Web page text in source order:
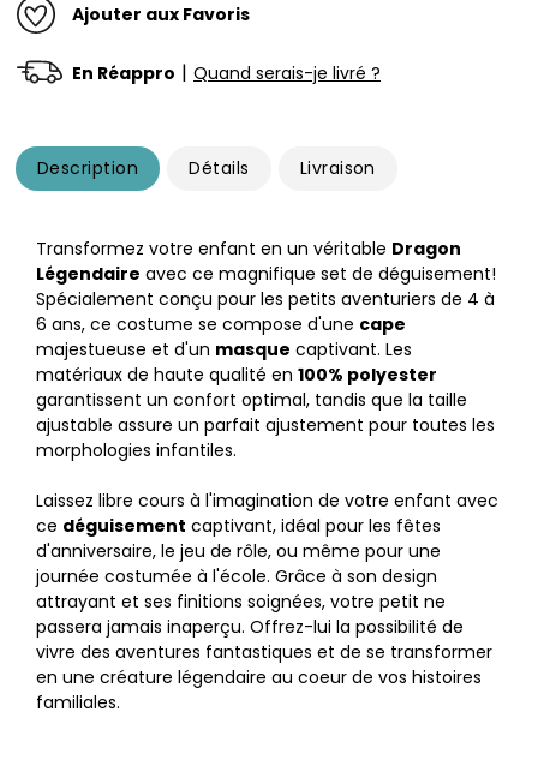
Ajouter aux Favoris
En Réappro | Quand serais-je livré ?
Description Détails Livraison
Transformez votre enfant en un véritable Dragon
Légendaire avec ce magnifique set de déguisement!
Spécialement conçu pour les petits aventuriers de 4 à
6 ans, ce costume se compose d'une cape
majestueuse et d'un masque captivant. Les
matériaux de haute qualité en 100% polyester
garantissent un confort optimal, tandis que la taille
ajustable assure un parfait ajustement pour toutes les
morphologies infantiles.
Laissez libre cours à l'imagination de votre enfant avec
ce déguisement captivant, idéal pour les fêtes
d'anniversaire, le jeu de rôle, ou même pour une
journée costumée à l'école. Grâce à son design
attrayant et ses finitions soignées, votre petit ne
passera jamais inaperçu. Offrez-lui la possibilité de
vivre des aventures fantastiques et de se transformer
en une créature légendaire au coeur de vos histoires
familiales.